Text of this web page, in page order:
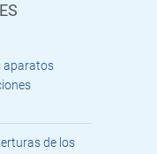
aparatos
de los